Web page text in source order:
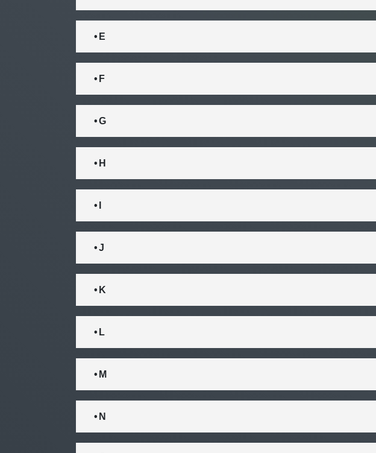
• E
• F
• G
• H
• I
• J
• K
• L
• M
• N